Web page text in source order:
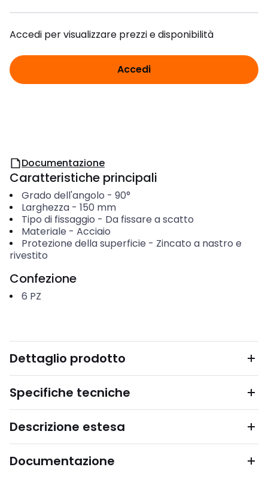
Accedi per visualizzare prezzi e disponibilità
Accedi
Documentazione
Caratteristiche principali
Grado dell'angolo - 90°
Larghezza- 150 mm
Tipo di fissaggio - Da fissare a scatto
Materiale - Acciaio
Protezione della superficie - Zincato a nastro e
rivestito
Confezione
6 PZ
Dettaglio prodotto
Specifiche tecniche
Descrizione estesa
Documentazione